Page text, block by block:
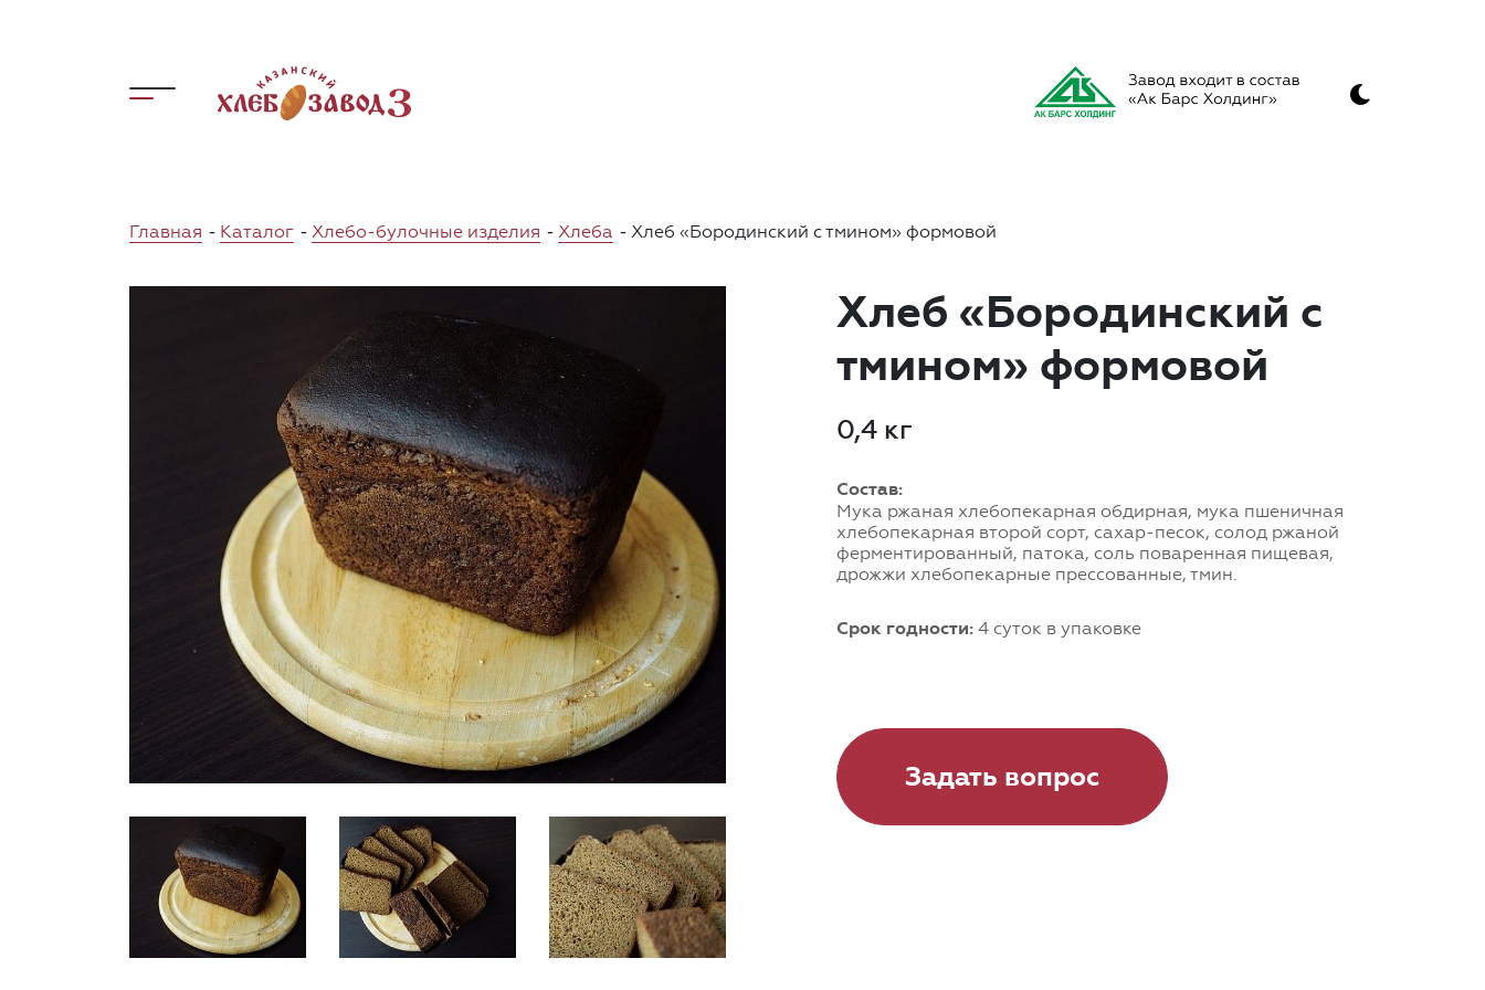
Главная - Каталог - Хлебо-булочные изделия - Хлеба - Хлеб «Бородинский с тмином» формовой
Хлеб «Бородинский с
тмином» формовой
0,4 кг
Состав:
Мука ржаная хлебопекарная обдирная, мука пшеничная
хлебопекарная второй сорт, сахар-песок, солод ржаной
ферментированный, патока, соль поваренная пищевая,
дрожжи хлебопекарные прессованные, тмин.
Срок годности: 4 суток в упаковке
Задать вопрос